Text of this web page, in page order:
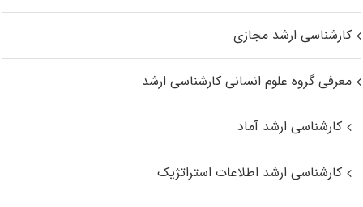
کارشناسی ارشد مجازی
معرفی گروه علوم انسانی کارشناسی ارشد
کارشناسی ارشد آماد
کارشناسی ارشد اطلاعات استراتژیک